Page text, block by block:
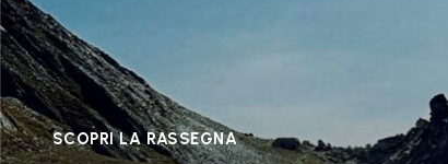
SCOPRI LA RASSEGNA